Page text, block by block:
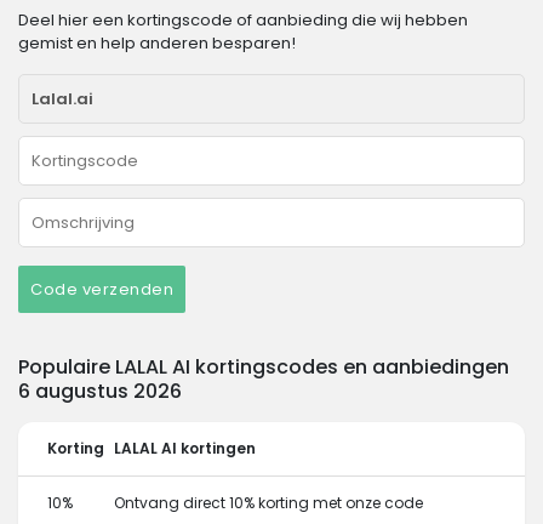
Deel hier een kortingscode of aanbieding die wij hebben
gemist en help anderen besparen!
Code verzenden
Populaire LALAL AI kortingscodes en aanbiedingen
6 augustus 2026
Korting LALAL AI kortingen
10% Ontvang direct 10% korting met onze code